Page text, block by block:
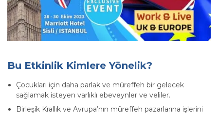
Bu Etkinlik Kimlere Yönelik?
Çocukları için daha parlak ve müreffeh bir gelecek
sağlamak isteyen varlıklı ebeveynler ve veliler.
Birleşik Krallık ve Avrupa’nın müreffeh pazarlarına işlerini